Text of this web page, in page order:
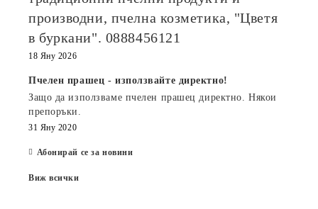
производни, пчелна козметика, "Цветя
в буркани". 0888456121
18 Яну 2026
Пчелен прашец - използвайте директно!
Защо да използваме пчелен прашец директно. Някои
препоръки.
31 Яну 2020
Абонирай се за новини
Виж всички